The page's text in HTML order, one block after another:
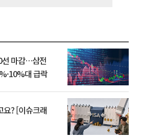
선 마감…삼전
대 급락
요? [이슈크래